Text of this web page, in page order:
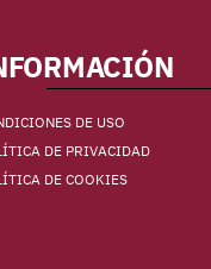
DE USO
DE PRIVACIDAD
DE COOKIES